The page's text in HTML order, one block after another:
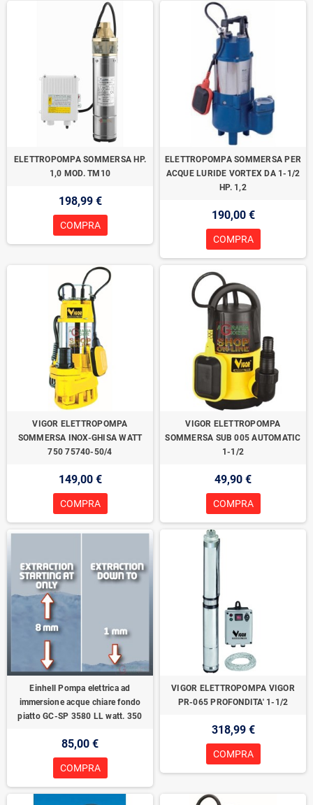
ELETTROPOMPA SOMMERSA HP.
1,0 MOD. TM10
198,99 €
COMPRA
ELETTROPOMPA SOMMERSA PER
ACQUE LURIDE VORTEX DA 1-1/2
HP. 1,2
190,00 €
COMPRA
VIGOR ELETTROPOMPA
SOMMERSA INOX-GHISA WATT
750 75740-50/4
149,00 €
COMPRA
VIGOR ELETTROPOMPA
SOMMERSA SUB 005 AUTOMATIC
1-1/2
49,90 €
COMPRA
Einhell Pompa elettrica ad
immersione acque chiare fondo
piatto GC-SP 3580 LL watt. 350
85,00 €
COMPRA
VIGOR ELETTROPOMPA VIGOR
PR-065 PROFONDITA' 1-1/2
318,99 €
COMPRA